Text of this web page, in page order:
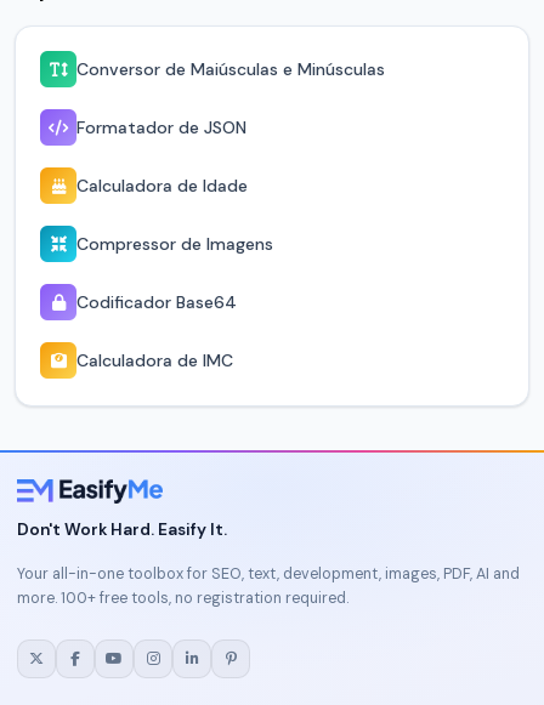
Conversor de Maiúsculas e Minúsculas
Formatador de JSON
Calculadora de Idade
Compressor de Imagens
Codificador Base64
Calculadora de IMC
Don't Work Hard. Easify It.
Your all-in-one toolbox for SEO, text, development, images, PDF, AI and
more. 100+ free tools, no registration required.